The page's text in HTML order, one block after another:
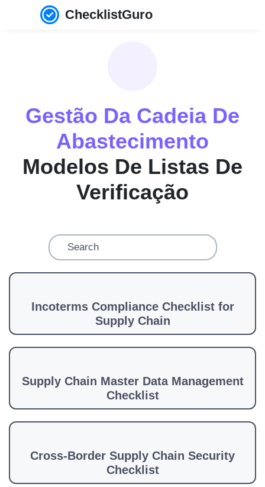
ChecklistGuro
Gestão Da Cadeia De
Abastecimento
Modelos De Listas De
Verificação
Incoterms Compliance Checklist for
Supply Chain
Supply Chain Master Data Management
Checklist
Cross-Border Supply Chain Security
Checklist